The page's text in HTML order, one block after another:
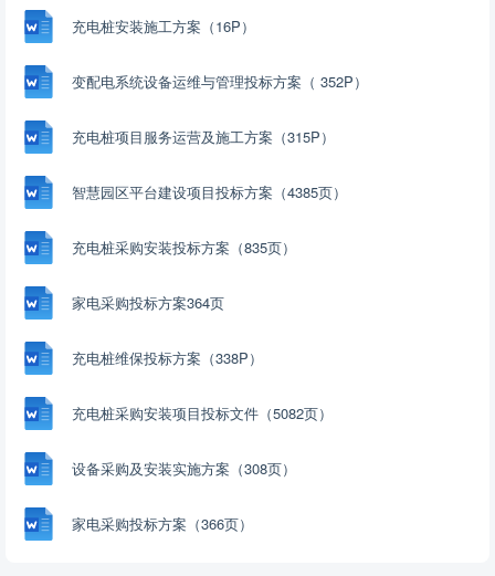
充电桩安装施工方案（16P）
变配电系统设备运维与管理投标方案（ 352P）
充电桩项目服务运营及施工方案（315P）
智慧园区平台建设项目投标方案（4385页）
充电桩采购安装投标方案（835页）
家电采购投标方案364页
充电桩维保投标方案（338P）
充电桩采购安装项目投标文件（5082页）
设备采购及安装实施方案（308页）
家电采购投标方案（366页）